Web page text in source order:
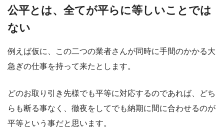
公平とは、全てが平らに等しいことでは
ない
例えば仮に、この二つの業者さんが同時に手間のかかる大
急ぎの仕事を持って来たとします。
どのお取り引き先様でも平等に対応するのであれば、どち
らも断る事なく、徹夜をしてでも納期に間に合わせるのが
平等という事だと思います。